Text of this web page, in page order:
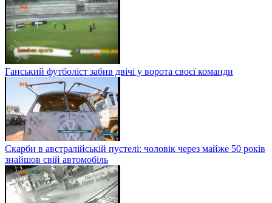
Ганський футболіст забив двічі у ворота своєї команди
Скарби в австралійській пустелі: чоловік через майже 50 років
знайшов свій автомобіль